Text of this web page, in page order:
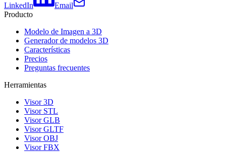
LinkedIn
Email
Producto
Modelo de Imagen a 3D
Generador de modelos 3D
Características
Precios
Preguntas frecuentes
Herramientas
Visor 3D
Visor STL
Visor GLB
Visor GLTF
Visor OBJ
Visor FBX